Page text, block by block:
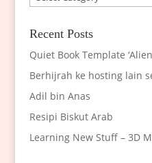
Recent Posts
Quiet Book Template
Berhijrah ke hosting lain
Adil bin Anas
Resipi Biskut Arab
Learning New Stuff – 3D